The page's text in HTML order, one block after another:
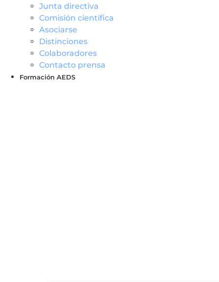
Junta directiva
Comisión científica
Asociarse
Distinciones
Colaboradores
Contacto prensa
Formación AEDS